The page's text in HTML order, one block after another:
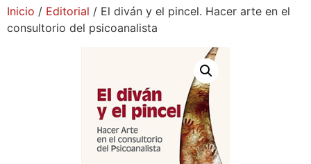
Inicio / Editorial / El diván y el pincel. Hacer arte en el
consultorio del psicoanalista